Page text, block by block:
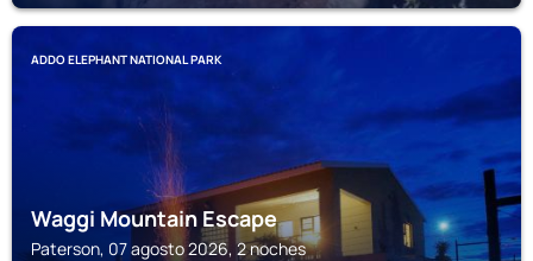
ADDO ELEPHANT NATIONAL PARK
Waggi Mountain Escape
Paterson, 07 agosto 2026, 2 noches